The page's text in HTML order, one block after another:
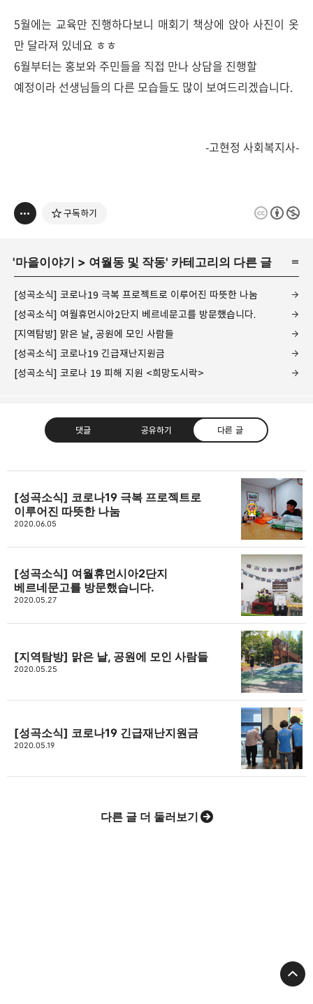
5월에는 교육만 진행하다보니 매회기 책상에 앉아 사진이 옷
만 달라져 있네요 ㅎㅎ
6월부터는 홍보와 주민들을 직접 만나 상담을 진행할
예정이라 선생님들의 다른 모습들도 많이 보여드리겠습니다.
-고현정 사회복지사-
구독하기
'마을이야기 > 여월동 및 작동' 카테고리의 다른 글
[성곡소식] 코로나19 극복 프로젝트로 이루어진 따뜻한 나눔
[성곡소식] 여월휴먼시아2단지 베르네문고를 방문했습니다.
[지역탐방] 맑은 날, 공원에 모인 사람들
[성곡소식] 코로나19 긴급재난지원금
[성곡소식] 코로나 19 피해 지원 <희망도시락>
댓글 공유하기 다른 글
고강종합사회복지관
고강종합사회복지관입니다.
구독하기
[성곡소식] 코로나19 극복 프로젝트로
이루어진 따뜻한 나눔
2020.06.05
[성곡소식] 여월휴먼시아2단지
베르네문고를 방문했습니다.
2020.05.27
[지역탐방] 맑은 날, 공원에 모인 사람들
2020.05.25
[성곡소식] 코로나19 긴급재난지원금
2020.05.19
다른 글 더 둘러보기